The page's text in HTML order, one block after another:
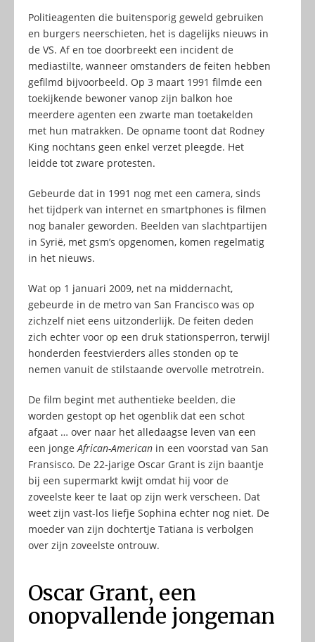
Politieagenten die buitensporig geweld gebruiken
en burgers neerschieten, het is dagelijks nieuws in
de VS. Af en toe doorbreekt een incident de
mediastilte, wanneer omstanders de feiten hebben
gefilmd bijvoorbeeld. Op 3 maart 1991 filmde een
toekijkende bewoner vanop zijn balkon hoe
meerdere agenten een zwarte man toetakelden
met hun matrakken. De opname toont dat Rodney
King nochtans geen enkel verzet pleegde. Het
leidde tot zware protesten.
Gebeurde dat in 1991 nog met een camera, sinds
het tijdperk van internet en smartphones is filmen
nog banaler geworden. Beelden van slachtpartijen
in Syrië, met gsm’s opgenomen, komen regelmatig
in het nieuws.
Wat op 1 januari 2009, net na middernacht,
gebeurde in de metro van San Francisco was op
zichzelf niet eens uitzonderlijk. De feiten deden
zich echter voor op een druk stationsperron, terwijl
honderden feestvierders alles stonden op te
nemen vanuit de stilstaande overvolle metrotrein.
De film begint met authentieke beelden, die
worden gestopt op het ogenblik dat een schot
afgaat … over naar het alledaagse leven van een
een jonge African-American in een voorstad van San
Fransisco. De 22-jarige Oscar Grant is zijn baantje
bij een supermarkt kwijt omdat hij voor de
zoveelste keer te laat op zijn werk verscheen. Dat
weet zijn vast-los liefje Sophina echter nog niet. De
moeder van zijn dochtertje Tatiana is verbolgen
over zijn zoveelste ontrouw.
Oscar Grant, een
onopvallende jongeman